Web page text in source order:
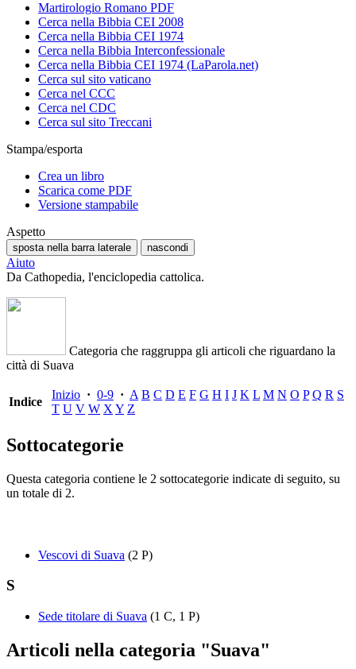
Martirologio Romano PDF
Cerca nella Bibbia CEI 2008
Cerca nella Bibbia CEI 1974
Cerca nella Bibbia Interconfessionale
Cerca nella Bibbia CEI 1974 (LaParola.net)
Cerca sul sito vaticano
Cerca nel CCC
Cerca nel CDC
Cerca sul sito Treccani
Stampa/esporta
Crea un libro
Scarica come PDF
Versione stampabile
Aspetto
sposta nella barra laterale nascondi
Aiuto
Da Cathopedia, l'enciclopedia cattolica.
Categoria che raggruppa gli articoli che riguardano la
città di Suava
Indice
Inizio · 0-9 · A B C D E F G H I J K L M N O P Q R S
T U V W XY Z
Sottocategorie
Questa categoria contiene le 2 sottocategorie indicate di seguito, su
un totale di 2.
Vescovi di Suava (2 P)
S
Sede titolare di Suava (1 C, 1 P)
Articoli nella categoria "Suava"